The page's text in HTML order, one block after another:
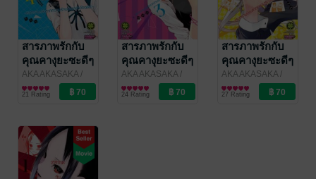
สารภาพรักกับ
คุณคางุยะซะดีๆ
~สงคราม
ประสาทความ
รักของเหล่า
AKA AKASAKA/
LUCKPIM
Publishing
การ์ตูนทั่วไป
21 Rating
สารภาพรักกับ
คุณคางุยะซะดีๆ
~สงคราม
ประสาทความ
รักของเหล่า
AKA AKASAKA/
LUCKPIM
Publishing
การ์ตูนทั่วไป
24 Rating
สารภาพรักกับ
คุณคางุยะซะดีๆ
~สงคราม
ประสาทความ
รักของเหล่า
AKA AKASAKA/
LUCKPIM
Publishing
การ์ตูนทั่วไป
27 Rating